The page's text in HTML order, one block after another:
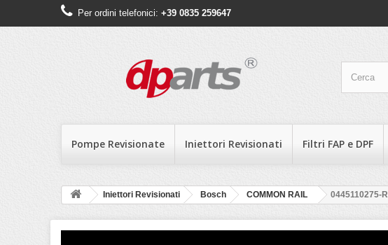
Per ordini telefonici: +39 0835 259647
Pompe Revisionate Iniettori Revisionati Filtri FAP e DPF
Iniettori Revisionati Bosch COMMON RAIL 0445110275-R